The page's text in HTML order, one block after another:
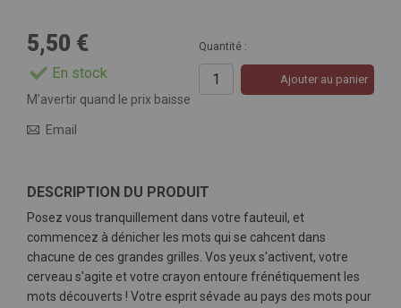
5,50 €
En stock
Quantité :
Ajouter au panier
M’avertir quand le prix baisse
Email
DESCRIPTION DU PRODUIT
Posez vous tranquillement dans votre fauteuil, et
commencez à dénicher les mots qui se cahcent dans
chacune de ces grandes grilles. Vos yeux s'activent, votre
cerveau s'agite et votre crayon entoure frénétiquement les
mots découverts ! Votre esprit sévade au pays des mots pour